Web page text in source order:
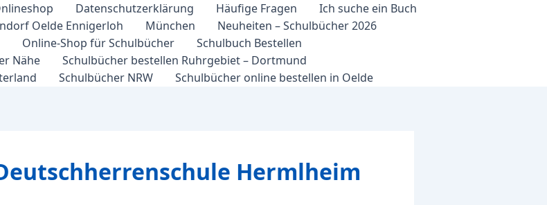
Datenschutzerklärung Häufige Fragen
Ich suche ein Buch
Oelde Ennigerloh München
Neuheiten – Schulbücher 2026
Online-Shop für Schulbücher
Schulbuch Bestellen
Nähe
Schulbücher bestellen Ruhrgebiet – Dortmund
Schulbücher NRW Schulbücher online bestellen in Oelde
Hermlheim